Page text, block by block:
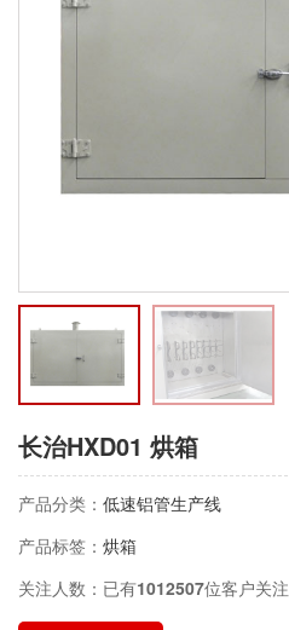
长治HXD01 烘箱
产品分类： 低速铝管生产线
产品标签： 烘箱
关注人数：已有1012507位客户关注